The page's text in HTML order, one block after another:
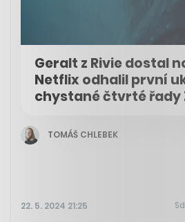
Geralt z Rivie dostal
Netflix odhalil první
chystané čtvrté řady
TOMÁŠ CHLEBEK
22. 5. 2024 21:25